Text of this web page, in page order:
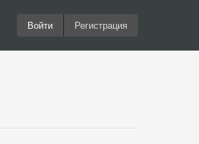
Войти Регистрация